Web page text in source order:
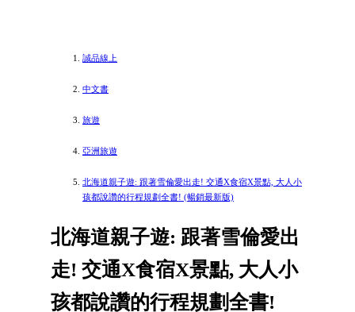
誠品線上
中文書
旅遊
亞洲旅遊
北海道親子遊: 跟著雪倫愛出走! 交通X食宿X景點, 大人小
孩都說讚的行程規劃全書! (暢銷最新版)
北海道親子遊: 跟著雪倫愛出
走! 交通X食宿X景點, 大人小
孩都說讚的行程規劃全書!